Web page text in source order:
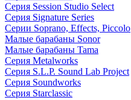
Серия Session Studio Select
Серия Signature Series
Серии Soprano, Effects, Piccolo
Малые барабаны Sonor
Малые барабаны Tama
Серия Metalworks
Серия S.L.P. Sound Lab Project
Серия Soundworks
Серия Starclassic